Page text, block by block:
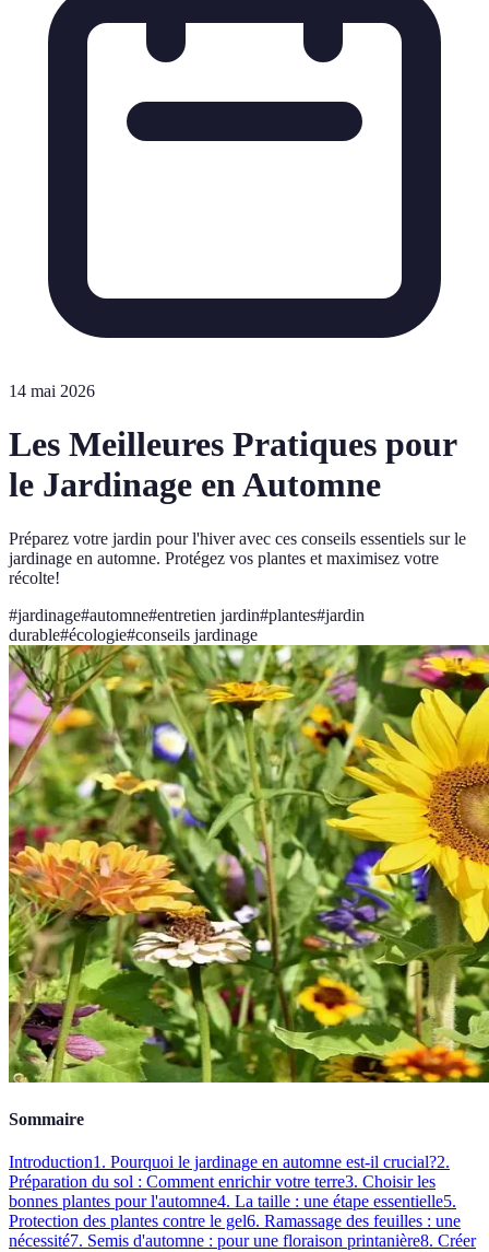
14 mai 2026
Les Meilleures Pratiques pour
le Jardinage en Automne
Préparez votre jardin pour l'hiver avec ces conseils essentiels sur le
jardinage en automne. Protégez vos plantes et maximisez votre
récolte!
#jardinage#automne#entretien jardin#plantes#jardin
durable#écologie#conseils jardinage
Sommaire
Introduction1. Pourquoi le jardinage en automne est-il crucial?2.
Préparation du sol : Comment enrichir votre terre3. Choisir les
bonnes plantes pour l'automne4. La taille : une étape essentielle5.
Protection des plantes contre le gel6. Ramassage des feuilles : une
nécessité7. Semis d'automne : pour une floraison printanière8. Créer